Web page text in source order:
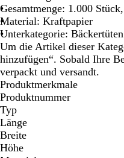
Gesamtmenge: 1.000
Material: Kraftpapier
Unterkategorie:
Um die Artikel dieser
hinzufügen“. Sobald Ihre
verpackt und versandt.
Produktmerkmale
Produktnummer
Typ
Länge
Breite
Höhe